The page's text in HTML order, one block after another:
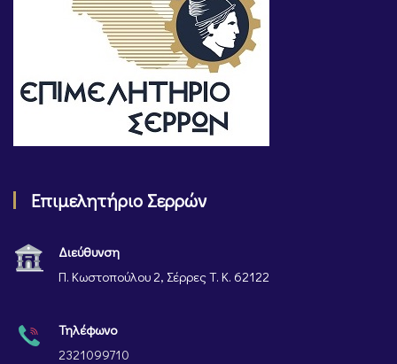
Επιμελητήριο Σερρών
Διεύθυνση
Π. Κωστοπούλου 2, Σέρρες Τ. Κ. 62122
Τηλέφωνο
2321099710